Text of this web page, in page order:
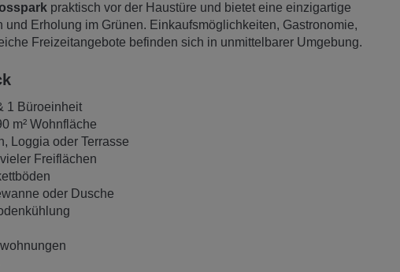
praktisch vor der Haustüre und bietet eine einzigartige
und Erholung im Grünen. Einkaufsmöglichkeiten, Gastronomie,
Freizeitangebote befinden sich in unmittelbarer Umgebung.
1 Büroeinheit
m² Wohnfläche
Loggia oder Terrasse
Freiflächen
oder Dusche